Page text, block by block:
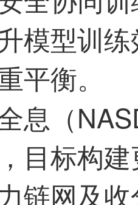
模型训
平衡。
息（
目标构
链网及